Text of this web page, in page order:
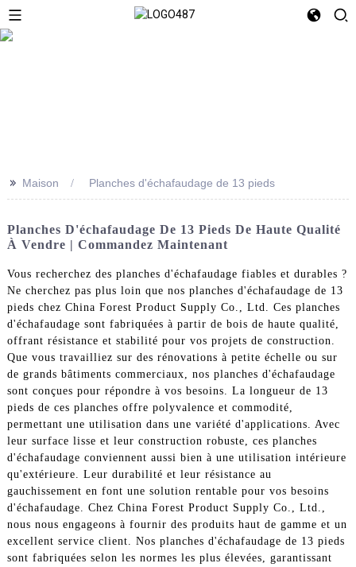
>> Maison Planches d'échafaudage de 13 pieds
Planches D'échafaudage De 13 Pieds De Haute Qualité
À Vendre | Commandez Maintenant
Vous recherchez des planches d'échafaudage fiables et durables ?
Ne cherchez pas plus loin que nos planches d'échafaudage de 13
pieds chez China Forest Product Supply Co., Ltd. Ces planches
d'échafaudage sont fabriquées à partir de bois de haute qualité,
offrant résistance et stabilité pour vos projets de construction.
Que vous travailliez sur des rénovations à petite échelle ou sur
de grands bâtiments commerciaux, nos planches d'échafaudage
sont conçues pour répondre à vos besoins. La longueur de 13
pieds de ces planches offre polyvalence et commodité,
permettant une utilisation dans une variété d'applications. Avec
leur surface lisse et leur construction robuste, ces planches
d'échafaudage conviennent aussi bien à une utilisation intérieure
qu'extérieure. Leur durabilité et leur résistance au
gauchissement en font une solution rentable pour vos besoins
d'échafaudage. Chez China Forest Product Supply Co., Ltd.,
nous nous engageons à fournir des produits haut de gamme et un
excellent service client. Nos planches d'échafaudage de 13 pieds
sont fabriquées selon les normes les plus élevées, garantissant